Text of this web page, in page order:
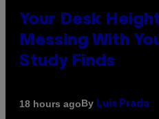
Your Desk
Messing With
Study Finds
18 hours agoBy Luis Prada